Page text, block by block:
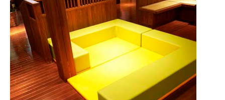
発汗が行えます。